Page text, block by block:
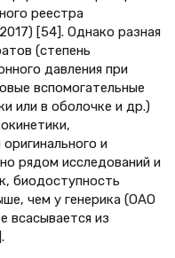
реестра
[54]. Однако разная
(степень
давления при
вспомогательные
или в оболочке и др.)
и
рядом исследований и
биодоступность
чем у генерика (ОАО
всасывается из